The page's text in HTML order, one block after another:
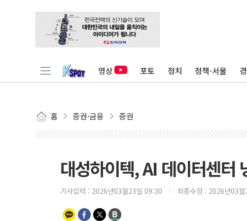
영상 포토 정치 정책·서울
홈 증권·금융 증권
대성하이텍, AI 데이터센터
기사입력 : 2026년03월23일 09:30 최종수정 : 2026년03